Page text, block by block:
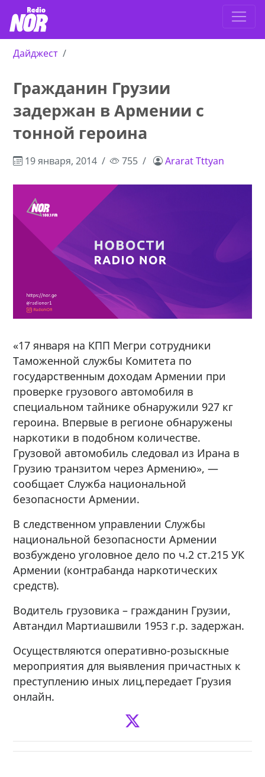
Дайджест
Гражданин Грузии
задержан в Армении с
тонной героина
19 января, 2014 755 Ararat Tttyan
«17 января на КПП Мегри сотрудники
Таможенной службы Комитета по
государственным доходам Армении при
проверке грузового автомобиля в
специальном тайнике обнаружили 927 кг
героина. Впервые в регионе обнаружены
наркотики в подобном количестве.
Грузовой автомобиль следовал из Ирана в
Грузию транзитом через Армению», —
сообщает Служба национальной
безопасности Армении.
В следственном управлении Службы
национальной безопасности Армении
возбуждено уголовное дело по ч.2 ст.215 УК
Армении (контрабанда наркотических
средств).
Водитель грузовика – гражданин Грузии,
Автандил Мартиашвили 1953 г.р. задержан.
Осуществляются оперативно-розыскные
мероприятия для выявления причастных к
преступлению иных лиц,передает Грузия
онлайн.